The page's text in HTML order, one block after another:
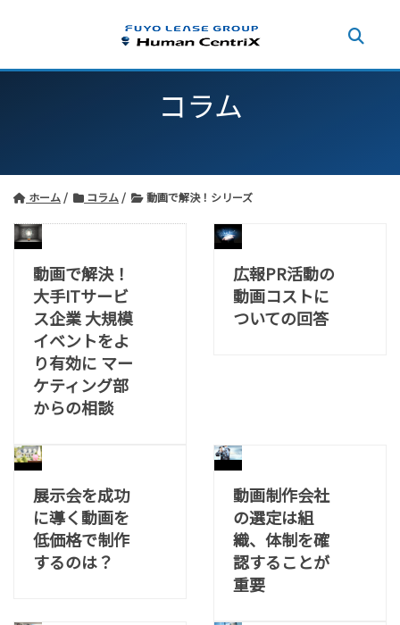
コラム
ホーム コラム 動画で解決！シリーズ
動画で解決！
大手ITサービ
ス企業 大規模
イベントをよ
り有効に マー
ケティング部
からの相談
広報PR活動の
動画コストに
ついての回答
展示会を成功
に導く動画を
低価格で制作
するのは？
動画制作会社
の選定は組
織、体制を確
認することが
重要